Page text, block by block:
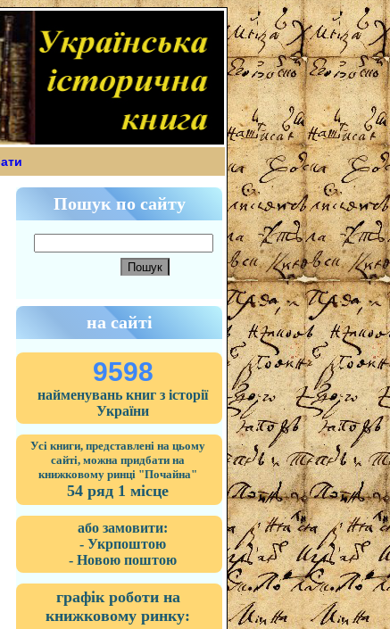
Пошук по сайту
на сайті
9598
найменувань книг з історії
України
Усі книги, представлені на цьому
сайті, можна придбати на
книжковому ринці "Почайна"
54 ряд 1 місце
або замовити:
- Укрпоштою
- Новою поштою
графік роботи на
книжковому ринку: